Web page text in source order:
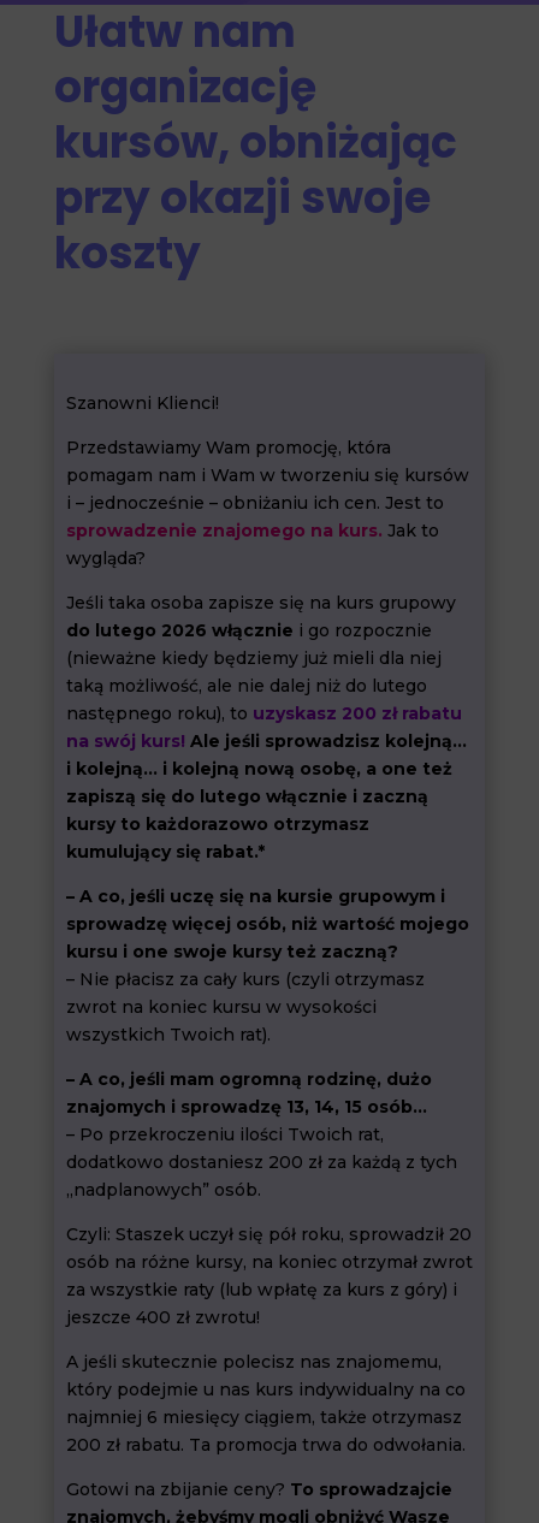
Ułatw nam
organizację
kursów, obniżając
przy okazji swoje
koszty
Szanowni Klienci!
Przedstawiamy Wam promocję, która
pomagam nam i Wam w tworzeniu się kursów
i – jednocześnie – obniżaniu ich cen. Jest to
sprowadzenie znajomego na kurs. Jak to
wygląda?
Jeśli taka osoba zapisze się na kurs grupowy
do lutego 2026 włącznie i go rozpocznie
(nieważne kiedy będziemy już mieli dla niej
taką możliwość, ale nie dalej niż do lutego
następnego roku), to uzyskasz 200 zł rabatu
na swój kurs! Ale jeśli sprowadzisz kolejną…
i kolejną… i kolejną nową osobę, a one też
zapiszą się do lutego włącznie i zaczną
kursy to każdorazowo otrzymasz
kumulujący się rabat.*
– A co, jeśli uczę się na kursie grupowym i
sprowadzę więcej osób, niż wartość mojego
kursu i one swoje kursy też zaczną?
– Nie płacisz za cały kurs (czyli otrzymasz
zwrot na koniec kursu w wysokości
wszystkich Twoich rat).
– A co, jeśli mam ogromną rodzinę, dużo
znajomych i sprowadzę 13, 14, 15 osób…
– Po przekroczeniu ilości Twoich rat,
dodatkowo dostaniesz 200 zł za każdą z tych
„nadplanowych” osób.
Czyli: Staszek uczył się pół roku, sprowadził 20
osób na różne kursy, na koniec otrzymał zwrot
za wszystkie raty (lub wpłatę za kurs z góry) i
jeszcze 400 zł zwrotu!
A jeśli skutecznie polecisz nas znajomemu,
który podejmie u nas kurs indywidualny na co
najmniej 6 miesięcy ciągiem, także otrzymasz
200 zł rabatu. Ta promocja trwa do odwołania.
Gotowi na zbijanie ceny? To sprowadzajcie
znajomych, żebyśmy mogli obniżyć Wasze